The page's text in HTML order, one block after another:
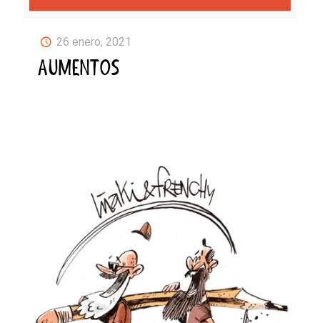
26 enero, 2021
AUMENTOS